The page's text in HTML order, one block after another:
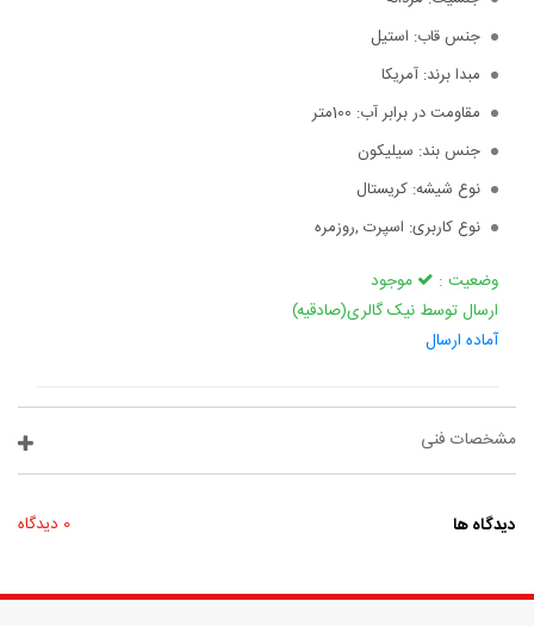
جنس قاب: استیل
مبدا برند: آمریکا
مقاومت در برابر آب: 100متر
جنس بند: سیلیکون
نوع شیشه: کریستال
نوع کاربری: اسپرت ,روزمره
وضعیت :
موجود
ارسال توسط نیک گالری(صادقیه)
آماده ارسال
مشخصات فنی
دیدگاه ها 0 دیدگاه